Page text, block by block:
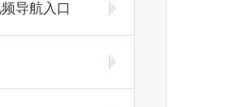
导航入口